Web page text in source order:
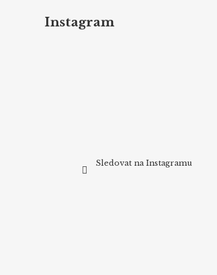
Instagram
Sledovat na Instagramu